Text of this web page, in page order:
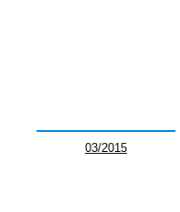
03/2015